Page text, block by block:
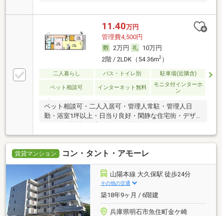
11.40万円
管理費4,500円
2万円
10万円
2階 / 2LDK（54.36m2）
二人暮らし バス・トイレ別 駐車場(近隣含)
ペット相談可 インターネット無料
モニタ付インターホ
ン
ペット相談可・二人入居可・管理人常駐・管理人日
勤・浴室1坪以上・日当り良好・閑静な住宅街・デザ
イナーズ物件・保証人不要／代行
賃貸マンション コン・タント・アモーレ
山陽本線 大久保駅 徒歩24分
その他の交通
築18年9ヶ月 / 6階建
兵庫県明石市魚住町金ケ崎